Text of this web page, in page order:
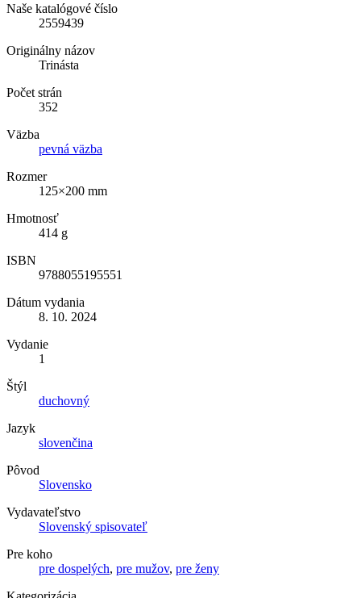
Naše katalógové číslo
2559439
Originálny názov
Trinásta
Počet strán
352
Väzba
pevná väzba
Rozmer
125×200 mm
Hmotnosť
414 g
ISBN
9788055195551
Dátum vydania
8. 10. 2024
Vydanie
1
Štýl
duchovný
Jazyk
slovenčina
Pôvod
Slovensko
Vydavateľstvo
Slovenský spisovateľ
Pre koho
pre dospelých, pre mužov, pre ženy